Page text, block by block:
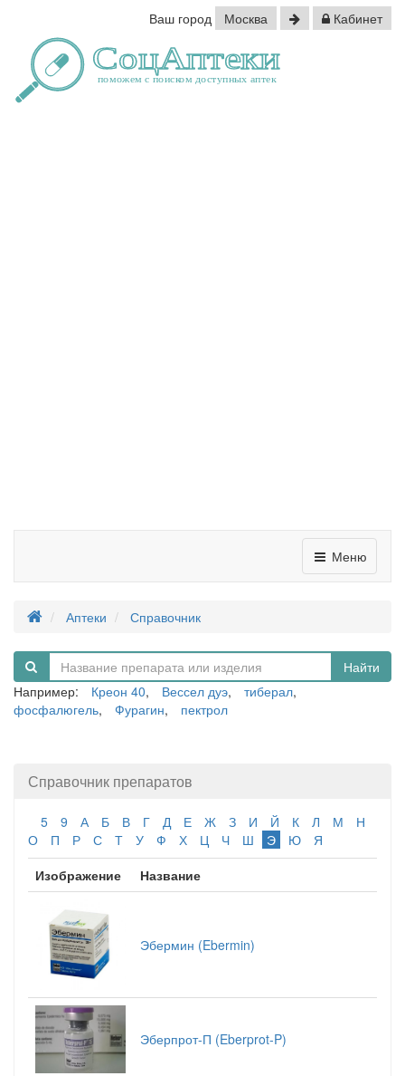
Ваш город Москва Кабинет
Меню
Аптеки Справочник
Найти
Например:
Креон 40, Вессел дуэ, тиберал,
фосфалюгель, Фурагин, пектрол
Справочник препаратов
5 9 А Б В Г Д Е Ж З И Й К Л М
Н
О
П Р С Т У Ф Х Ц Ч Ш Э Ю
Я
Изображение
Название
Эбермин (Ebermin)
Эберпрот-П (Eberprot-P)